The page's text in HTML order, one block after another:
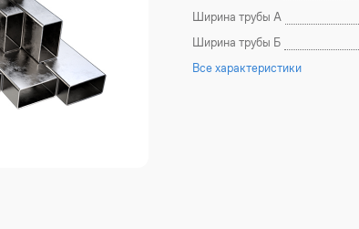
Ширина трубы А
Ширина трубы Б
Все характеристики